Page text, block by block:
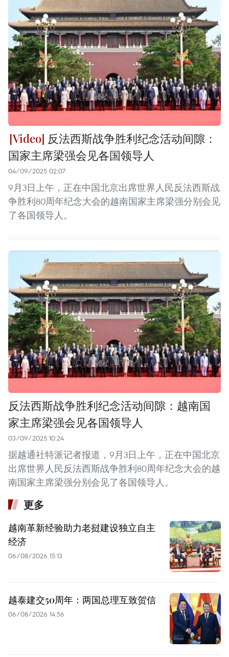
反法西斯战争胜利纪念活动间隙：
国家主席梁强会见各国领导人
04/09/2025 02:07
9月3日上午，正在中国北京出席世界人民反法西斯战
争胜利80周年纪念大会的越南国家主席梁强分别会见
了各国领导人。
反法西斯战争胜利纪念活动间隙：越南国
家主席梁强会见各国领导人
03/09/2025 10:24
据越通社特派记者报道，9月3日上午，正在中国北京
出席世界人民反法西斯战争胜利80周年纪念大会的越
南国家主席梁强分别会见了各国领导人。
更多
越南革新经验助力老挝建设独立自主
经济
06/08/2026 15:13
越泰建交50周年：两国总理互致贺信
06/08/2026 14:56